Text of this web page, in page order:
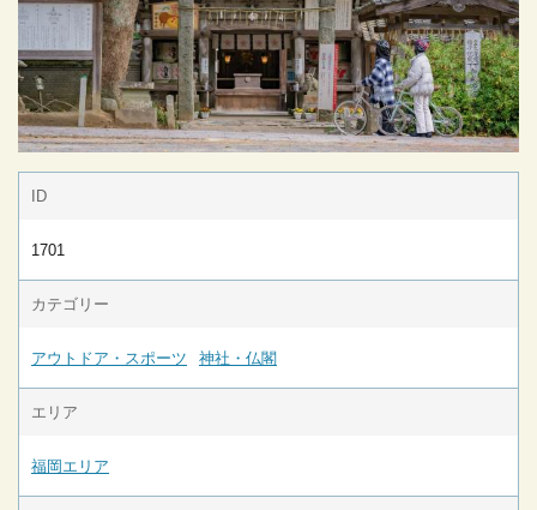
ID
1701
カテゴリー
アウトドア・スポーツ 神社・仏閣
エリア
福岡エリア